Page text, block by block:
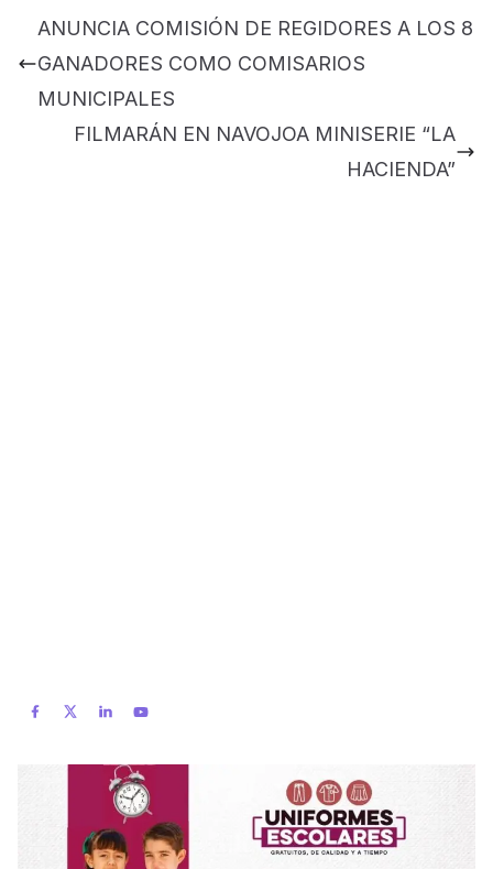
ANUNCIA COMISIÓN DE REGIDORES A LOS 8
GANADORES COMO COMISARIOS
MUNICIPALES
FILMARÁN EN NAVOJOA MINISERIE “LA
HACIENDA”
Universidad Tecnológica de Etchojoa
presente en la conferencia del gobernador
de Sonora Dr. Alfonso Durazo se esperan
importantes anuncios en el tema de salud
para la Universidad y para el municipio